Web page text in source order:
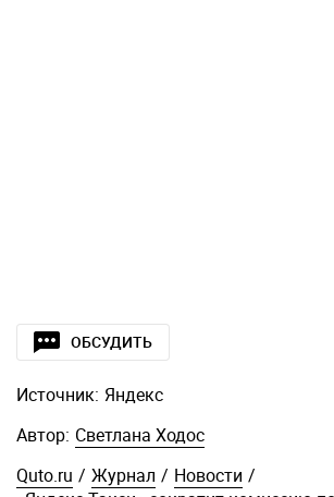
ОБСУДИТЬ
Источник: Яндекс
Автор: Светлана Ходос
Quto.ru / Журнал / Новости /